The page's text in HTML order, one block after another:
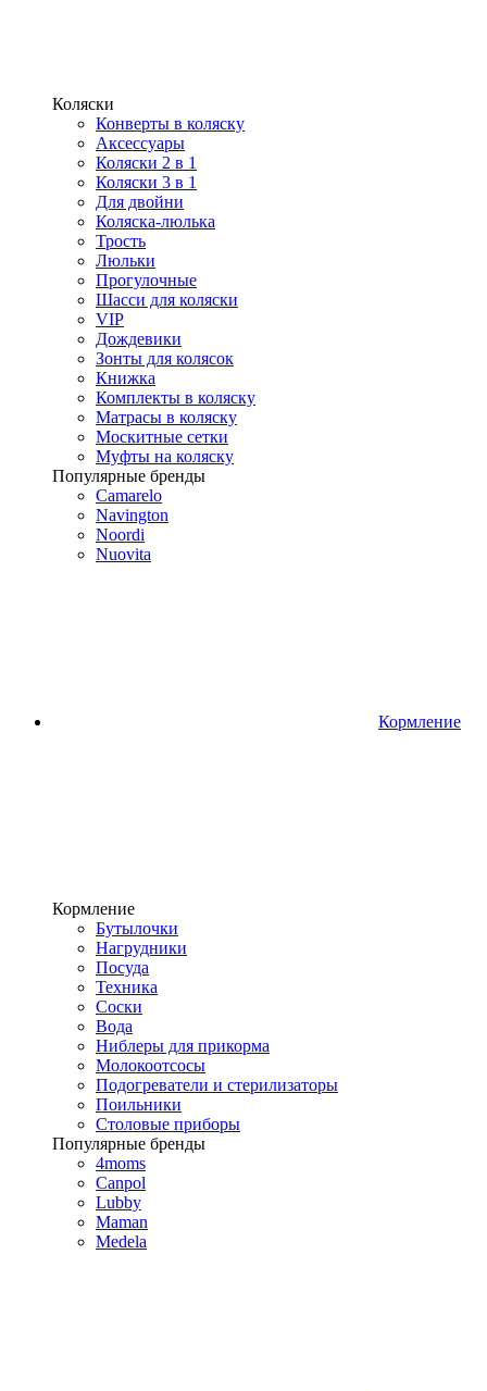
Коляски
Конверты в коляску
Аксессуары
Коляски 2 в 1
Коляски 3 в 1
Для двойни
Коляска-люлька
Трость
Люльки
Прогулочные
Шасси для коляски
VIP
Дождевики
Зонты для колясок
Книжка
Комплекты в коляску
Матрасы в коляску
Москитные сетки
Муфты на коляску
Популярные бренды
Camarelo
Navington
Noordi
Nuovita
Кормление
Кормление
Бутылочки
Нагрудники
Посуда
Техника
Соски
Вода
Ниблеры для прикорма
Молокоотсосы
Подогреватели и стерилизаторы
Поильники
Столовые приборы
Популярные бренды
4moms
Canpol
Lubby
Maman
Medela